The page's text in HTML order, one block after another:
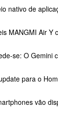
nativo de
MANGMI Air Y
se: O Gemini
para o
vão